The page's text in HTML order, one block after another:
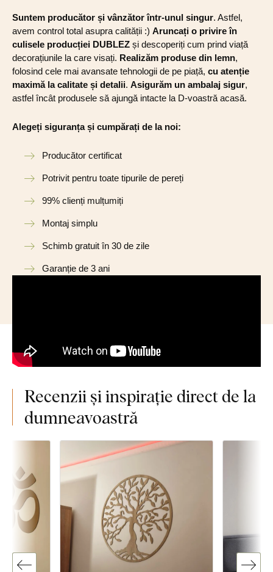
Suntem producător și vânzător într-unul singur. Astfel,
avem control total asupra calității :) Aruncați o privire în
culisele producției DUBLEZ și descoperiți cum prind viață
decorațiunile la care visați. Realizăm produse din lemn,
folosind cele mai avansate tehnologii de pe piață, cu atenție
maximă la calitate și detalii. Asigurăm un ambalaj sigur,
astfel încât produsele să ajungă intacte la D-voastră acasă.
Alegeți siguranța și cumpărați de la noi:
Producător certificat
Potrivit pentru toate tipurile de pereți
99% clienți mulțumiți
Montaj simplu
Schimb gratuit în 30 de zile
Garanție de 3 ani
Recenzii și inspirație direct de la
dumneavoastră